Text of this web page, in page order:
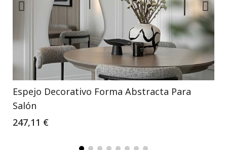
Espejo Decorativo Forma Abstracta Para
Salón
247,11 €